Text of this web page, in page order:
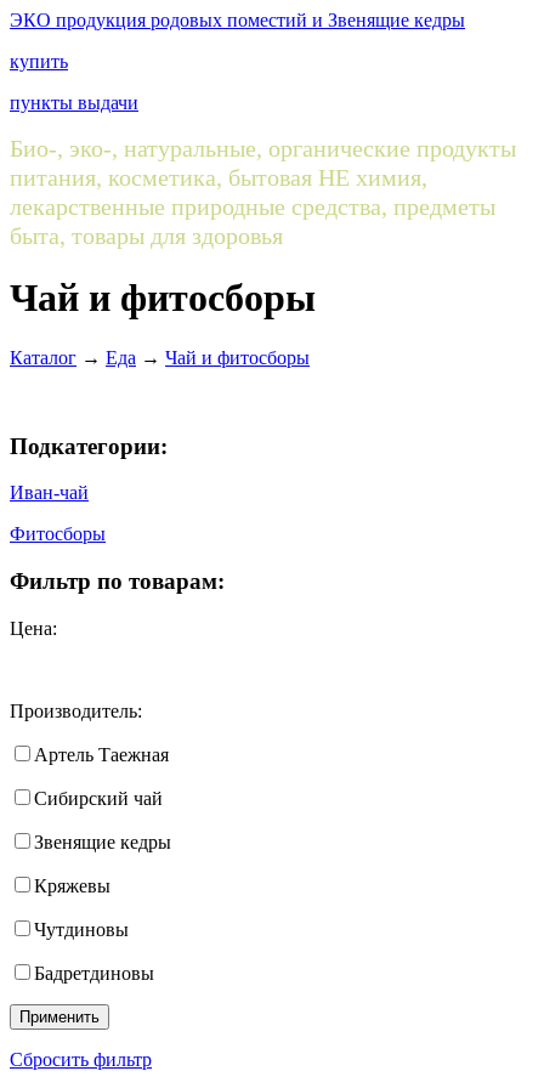
ЭКО продукция родовых поместий и Звенящие кедры
купить
пункты выдачи
Био-, эко-, натуральные, органические продукты
питания, косметика, бытовая НЕ химия,
лекарственные природные средства, предметы
быта, товары для здоровья
Чай и фитосборы
Каталог → Еда → Чай и фитосборы
Подкатегории:
Иван-чай
Фитосборы
Фильтр по товарам:
Цена:
Производитель:
Артель Таежная
Сибирский чай
Звенящие кедры
Кряжевы
Чутдиновы
Бадретдиновы
Сбросить фильтр